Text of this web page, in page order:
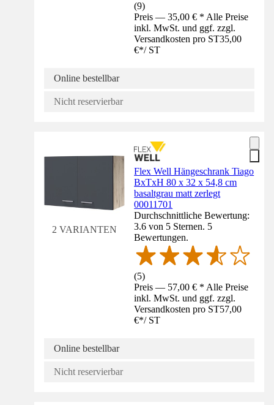
(9)
Preis — 35,00 € * Alle Preise
inkl. MwSt. und ggf. zzgl.
Versandkosten pro ST35,00
€*/ ST
Online bestellbar
Nicht reservierbar
2 VARIANTEN
Flex Well Hängeschrank Tiago
BxTxH 80 x 32 x 54,8 cm
basaltgrau matt zerlegt
00011701
Durchschnittliche Bewertung:
3.6 von 5 Sternen. 5
Bewertungen.
(5)
Preis — 57,00 € * Alle Preise
inkl. MwSt. und ggf. zzgl.
Versandkosten pro ST57,00
€*/ ST
Online bestellbar
Nicht reservierbar